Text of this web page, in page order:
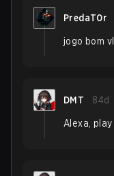
PredaT0r
jogo bom
DMT 84d
Alexa,